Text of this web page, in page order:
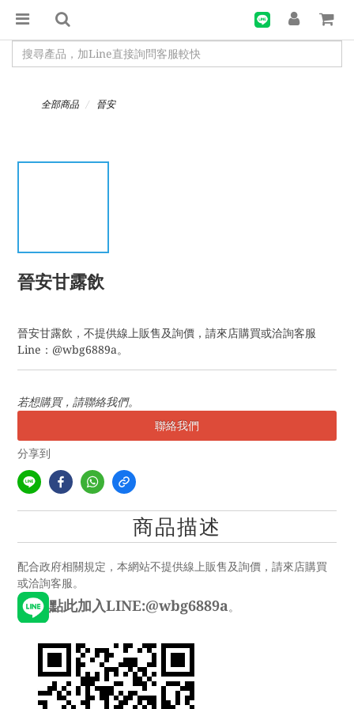
全部商品 晉安
晉安甘露飲
晉安甘露飲，不提供線上販售及詢價，請來店購買或洽詢客服
Line：@wbg6889a。
若想購買，請聯絡我們。
聯絡我們
分享到
商品描述
配合政府相關規定，本網站不提供線上販售及詢價，請來店購買
或洽詢客服。
點此加入LINE:@wbg6889a。